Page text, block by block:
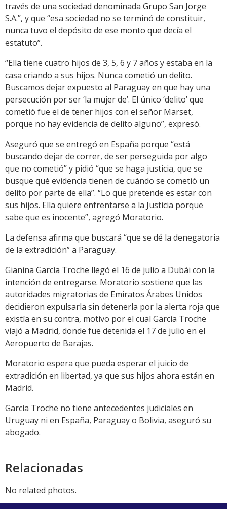
través de una sociedad denominada Grupo San Jorge
S.A.”, y que “esa sociedad no se terminó de constituir,
nunca tuvo el depósito de ese monto que decía el
estatuto”.
“Ella tiene cuatro hijos de 3, 5, 6 y 7 años y estaba en la
casa criando a sus hijos. Nunca cometió un delito.
Buscamos dejar expuesto al Paraguay en que hay una
persecución por ser ‘la mujer de’. El único ‘delito’ que
cometió fue el de tener hijos con el señor Marset,
porque no hay evidencia de delito alguno”, expresó.
Aseguró que se entregó en España porque “está
buscando dejar de correr, de ser perseguida por algo
que no cometió” y pidió “que se haga justicia, que se
busque qué evidencia tienen de cuándo se cometió un
delito por parte de ella”. “Lo que pretende es estar con
sus hijos. Ella quiere enfrentarse a la Justicia porque
sabe que es inocente”, agregó Moratorio.
La defensa afirma que buscará “que se dé la denegatoria
de la extradición” a Paraguay.
Gianina García Troche llegó el 16 de julio a Dubái con la
intención de entregarse. Moratorio sostiene que las
autoridades migratorias de Emiratos Árabes Unidos
decidieron expulsarla sin detenerla por la alerta roja que
existía en su contra, motivo por el cual García Troche
viajó a Madrid, donde fue detenida el 17 de julio en el
Aeropuerto de Barajas.
Moratorio espera que pueda esperar el juicio de
extradición en libertad, ya que sus hijos ahora están en
Madrid.
García Troche no tiene antecedentes judiciales en
Uruguay ni en España, Paraguay o Bolivia, aseguró su
abogado.
Relacionadas
No related photos.